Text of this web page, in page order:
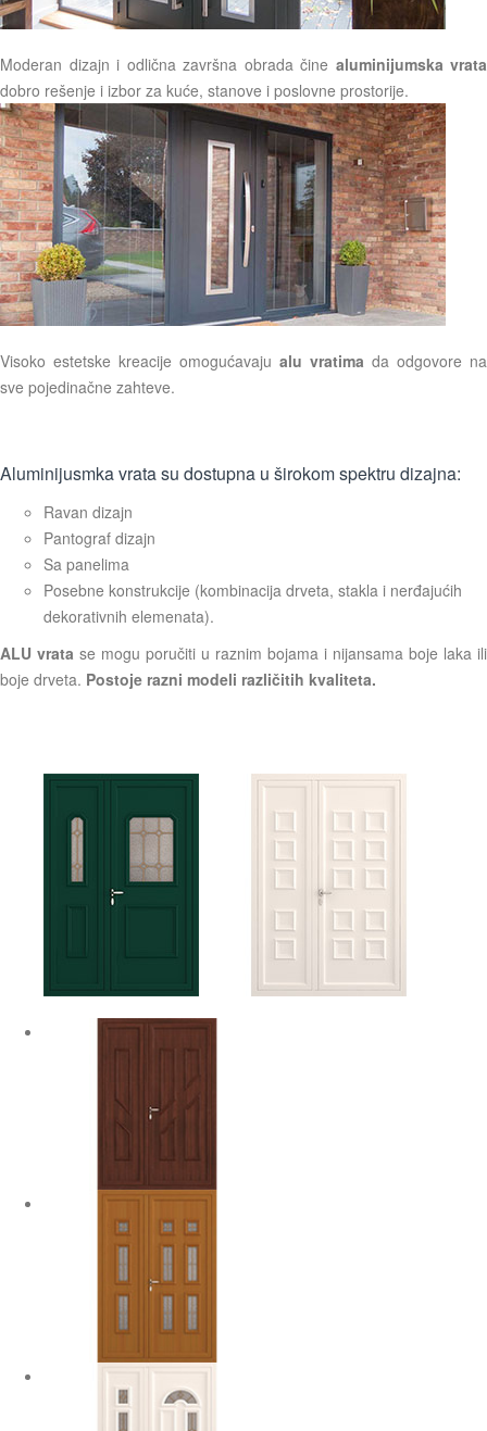
Moderan dizajn i odlična završna obrada čine aluminijumska vrata
dobro rešenje i izbor za kuće, stanove i poslovne prostorije.
Visoko estetske kreacije omogućavaju alu vratima da odgovore na
sve pojedinačne zahteve.
Aluminijusmka vrata su dostupna u širokom spektru dizajna:
Ravan dizajn
Pantograf dizajn
Sa panelima
Posebne konstrukcije (kombinacija drveta, stakla i nerđajućih
dekorativnih elemenata).
ALU vrata se mogu poručiti u raznim bojama i nijansama boje laka ili
boje drveta. Postoje razni modeli različitih kvaliteta.